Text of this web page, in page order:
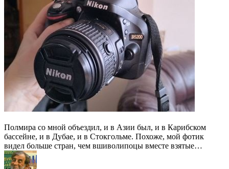
Полмира со мной объездил, и в Азии был, и в Карибском
бассейне, и в Дубае, и в Стокгольме. Похоже, мой фотик
видел больше стран, чем вшиволипоцы вместе взятые…